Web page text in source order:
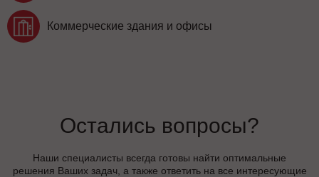
Коммерческие здания и офисы
Остались вопросы?
Наши специалисты всегда готовы найти оптимальные
решения Ваших задач, а также ответить на все интересующие